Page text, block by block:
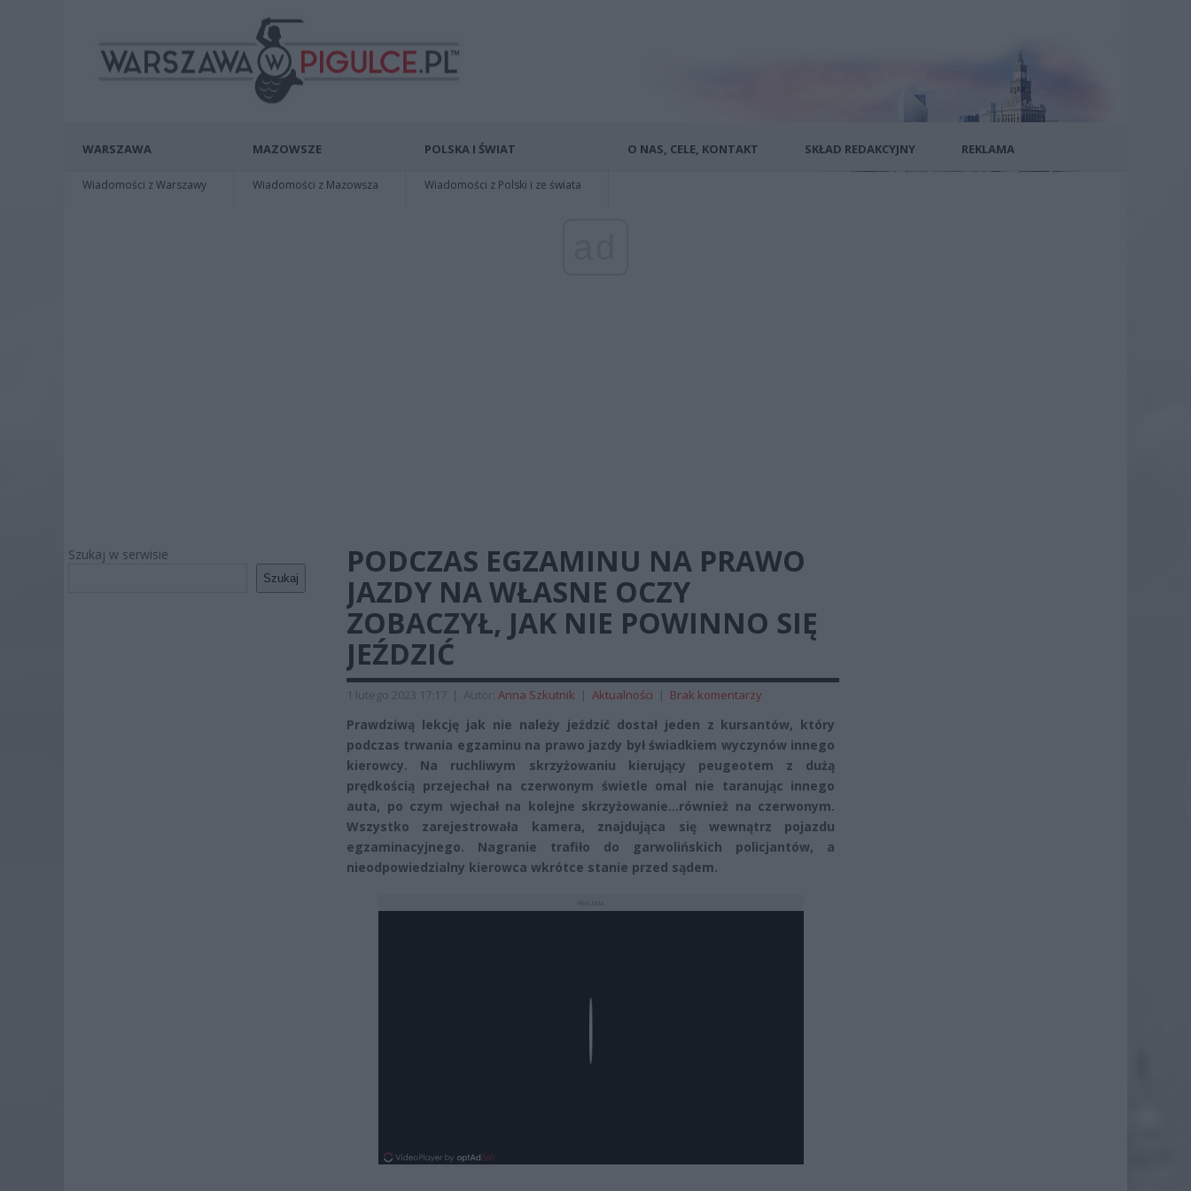
WARSZAWA
Wiadomości z Warszawy
MAZOWSZE
Wiadomości z Mazowsza
POLSKA I ŚWIAT
Wiadomości z Polski i ze świata
O NAS, CELE, KONTAKT SKŁAD REDAKCYJNY REKLAMA
Szukaj w serwisie
Szukaj
PODCZAS EGZAMINU NA PRAWO
JAZDY NA WŁASNE OCZY
ZOBACZYŁ, JAK NIE POWINNO SIĘ
JEŹDZIĆ
1 lutego 2023 17:17 | Autor: Anna Szkutnik | Aktualności | Brak komentarzy
Prawdziwą lekcję jak nie należy jeździć dostał jeden z kursantów, który
podczas trwania egzaminu na prawo jazdy był świadkiem wyczynów innego
kierowcy. Na ruchliwym skrzyżowaniu kierujący peugeotem z dużą
prędkością przejechał na czerwonym świetle omal nie taranując innego
auta, po czym wjechał na kolejne skrzyżowanie…również na czerwonym.
Wszystko zarejestrowała kamera, znajdująca się wewnątrz pojazdu
egzaminacyjnego. Nagranie trafiło do garwolińskich policjantów, a
nieodpowiedzialny kierowca wkrótce stanie przed sądem.